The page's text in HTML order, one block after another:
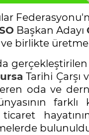
Başkan Adayı
ve birlikte üretme
Tarihi Çarşı
oda ve
ticaret